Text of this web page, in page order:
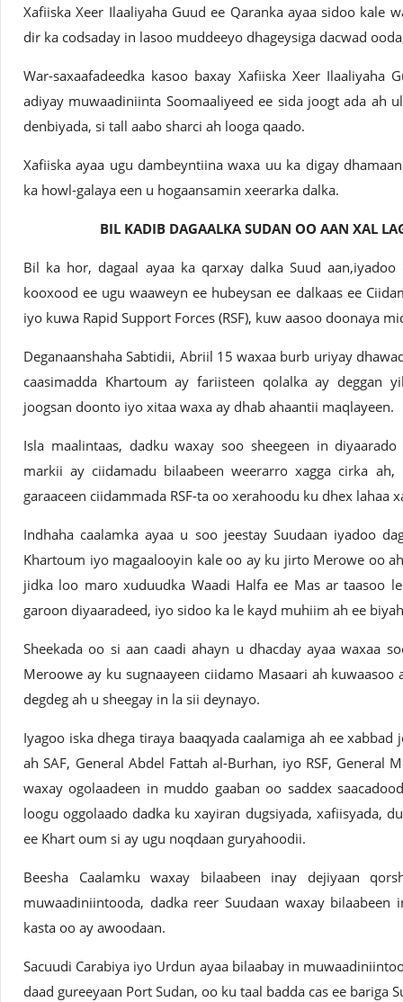
Xafiiska Xeer Ilaaliyaha Guud ee Qaranka ayaa sidoo kale
dir ka codsaday in lasoo muddeeyo dhageysiga dacwad
War-saxaafadeedka kasoo baxay Xafiiska Xeer Ilaaliyaha
adiyay muwaadiniinta Soomaaliyeed ee sida joogt ada ah
denbiyada, si tall aabo sharci ah looga qaado.
Xafiiska ayaa ugu dambeyntiina waxa uu ka digay
ka howl-galaya een u hogaansamin xeerarka dalka.
BIL KADIB DAGAALKA SUDAN OO AAN XAL
Bil ka hor, dagaal ayaa ka qarxay dalka Suud
kooxood ee ugu waaweyn ee hubeysan ee dalkaas ee
iyo kuwa Rapid Support Forces (RSF), kuw aasoo doonaya
Deganaanshaha Sabtidii, Abriil 15 waxaa burb uriyay
caasimadda Khartoum ay fariisteen qolalka ay deggan
joogsan doonto iyo xitaa waxa ay dhab ahaantii maqlayeen.
Isla maalintaas, dadku waxay soo sheegeen in
markii ay ciidamadu bilaabeen weerarro xagga cirka
garaaceen ciidammada RSF-ta oo xerahoodu ku dhex lahaa
Indhaha caalamka ayaa u soo jeestay Suudaan iyadoo
Khartoum iyo magaalooyin kale oo ay ku jirto Merowe oo
jidka loo maro xuduudka Waadi Halfa ee Mas ar taasoo
garoon diyaaradeed, iyo sidoo ka le kayd muhiim ah ee
Sheekada oo si aan caadi ahayn u dhacday ayaa waxaa
Meroowe ay ku sugnaayeen ciidamo Masaari ah kuwaasoo
degdeg ah u sheegay in la sii deynayo.
Iyagoo iska dhega tiraya baaqyada caalamiga ah ee
ah SAF, General Abdel Fattah al-Burhan, iyo RSF, General
waxay ogolaadeen in muddo gaaban oo saddex
loogu oggolaado dadka ku xayiran dugsiyada, xafiisyada,
ee Khart oum si ay ugu noqdaan guryahoodii.
Beesha Caalamku waxay bilaabeen inay dejiyaan
muwaadiniintooda, dadka reer Suudaan waxay
kasta oo ay awoodaan.
Sacuudi Carabiya iyo Urdun ayaa bilaabay in
daad gureeyaan Port Sudan, oo ku taal badda cas ee bariga